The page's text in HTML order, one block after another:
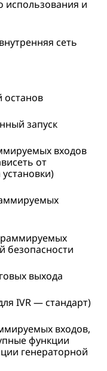
использования и
сеть
запуск
входов
от
безопасности
выхода
IVR — стандарт)
входов,
функции
генераторной